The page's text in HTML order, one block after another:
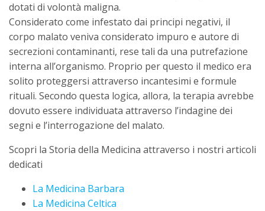
dotati di volontà maligna.
Considerato come infestato dai principi negativi, il
corpo malato veniva considerato impuro e autore di
secrezioni contaminanti, rese tali da una putrefazione
interna all’organismo. Proprio per questo il medico era
solito proteggersi attraverso incantesimi e formule
rituali. Secondo questa logica, allora, la terapia avrebbe
dovuto essere individuata attraverso l’indagine dei
segni e l’interrogazione del malato.
Scopri la Storia della Medicina attraverso i nostri articoli
dedicati
La Medicina Barbara
La Medicina Celtica